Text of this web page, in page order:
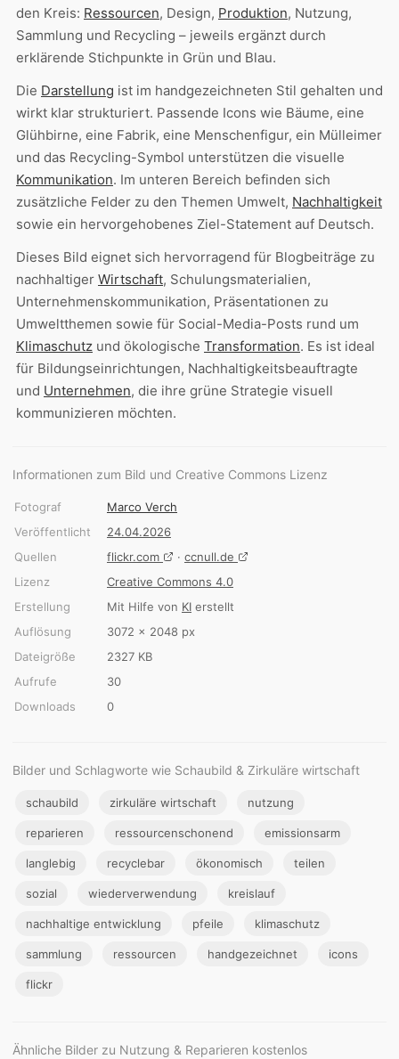
den Kreis: Ressourcen, Design, Produktion, Nutzung,
Sammlung und Recycling – jeweils ergänzt durch
erklärende Stichpunkte in Grün und Blau.
Die Darstellung ist im handgezeichneten Stil gehalten und
wirkt klar strukturiert. Passende Icons wie Bäume, eine
Glühbirne, eine Fabrik, eine Menschenfigur, ein Mülleimer
und das Recycling-Symbol unterstützen die visuelle
Kommunikation. Im unteren Bereich befinden sich
zusätzliche Felder zu den Themen Umwelt, Nachhaltigkeit
sowie ein hervorgehobenes Ziel-Statement auf Deutsch.
Dieses Bild eignet sich hervorragend für Blogbeiträge zu
nachhaltiger Wirtschaft, Schulungsmaterialien,
Unternehmenskommunikation, Präsentationen zu
Umweltthemen sowie für Social-Media-Posts rund um
Klimaschutz und ökologische Transformation. Es ist ideal
für Bildungseinrichtungen, Nachhaltigkeitsbeauftragte
und Unternehmen, die ihre grüne Strategie visuell
kommunizieren möchten.
Informationen zum Bild und Creative Commons Lizenz
Fotograf
Marco Verch
Veröffentlicht
24.04.2026
Quellen
flickr.com · ccnull.de
Lizenz
Creative Commons 4.0
Erstellung
Mit Hilfe von KI erstellt
Auflösung
3072 × 2048 px
Dateigröße
2327 KB
Aufrufe
30
Downloads
0
Bilder und Schlagworte wie Schaubild & Zirkuläre wirtschaft
schaubild zirkuläre wirtschaft nutzung
reparieren ressourcenschonend emissionsarm
langlebig recyclebar ökonomisch teilen
sozial wiederverwendung kreislauf
nachhaltige entwicklung pfeile klimaschutz
sammlung ressourcen handgezeichnet icons
flickr
Ähnliche Bilder zu Nutzung & Reparieren kostenlos